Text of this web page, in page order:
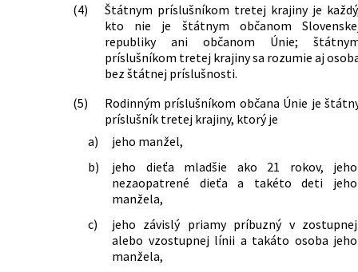
(4)
Štátnym príslušníkom tretej krajiny je
kto nie je štátnym občanom
republiky ani občanom Únie;
príslušníkom tretej krajiny sa rozumie aj
bez štátnej príslušnosti.
(5)
Rodinným príslušníkom občana Únie je
príslušník tretej krajiny, ktorý je
a)
jeho manžel,
b)
jeho dieťa mladšie ako 21 rokov, jeho
nezaopatrené dieťa a takéto deti jeho
manžela,
c)
jeho závislý priamy príbuzný v zostupnej
alebo vzostupnej línii a takáto osoba jeho
manžela,